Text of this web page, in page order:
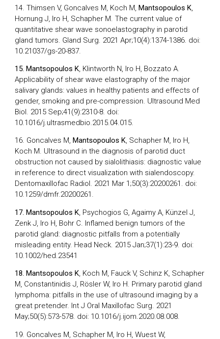
14. Thimsen V, Goncalves M, Koch M, Mantsopoulos K,
Hornung J, Iro H, Schapher M. The current value of
quantitative shear wave sonoelastography in parotid
gland tumors. Gland Surg. 2021 Apr;10(4):1374-1386. doi:
10.21037/gs-20-837.
15. Mantsopoulos K, Klintworth N, Iro H, Bozzato A.
Applicability of shear wave elastography of the major
salivary glands: values in healthy patients and effects of
gender, smoking and pre-compression. Ultrasound Med
Biol. 2015 Sep;41(9):2310-8. doi:
10.1016/j.ultrasmedbio.2015.04.015.
16. Goncalves M, Mantsopoulos K, Schapher M, Iro H,
Koch M. Ultrasound in the diagnosis of parotid duct
obstruction not caused by sialolithiasis: diagnostic value
in reference to direct visualization with sialendoscopy.
Dentomaxillofac Radiol. 2021 Mar 1;50(3):20200261. doi:
10.1259/dmfr.20200261.
17. Mantsopoulos K, Psychogios G, Agaimy A, Künzel J,
Zenk J, Iro H, Bohr C. Inflamed benign tumors of the
parotid gland: diagnostic pitfalls from a potentially
misleading entity. Head Neck. 2015 Jan;37(1):23-9. doi:
10.1002/hed.23541
18. Mantsopoulos K, Koch M, Fauck V, Schinz K, Schapher
M, Constantinidis J, Rösler W, Iro H. Primary parotid gland
lymphoma: pitfalls in the use of ultrasound imaging by a
great pretender. Int J Oral Maxillofac Surg. 2021
May;50(5):573-578. doi: 10.1016/j.ijom.2020.08.008.
19. Goncalves M, Schapher M, Iro H, Wuest W,